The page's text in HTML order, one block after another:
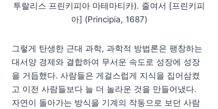
투랄리스 프린키피아 마테마티카). 줄여서 [프린키피
아] (Principia, 1687)
그렇게 탄생한 근대 과학, 과학적 방법론은 팽창하는
대서양 경제와 결합하여 무서운 속도로 성장에 성장
을 거듭했다. 사람들은 게걸스럽게 지식을 집어삼켰
고 이전 사람들보다 늘 더 놀라운 것을 만들어냈다.
자연이 돌아가는 방식을 기계의 작동으로 보던 사람